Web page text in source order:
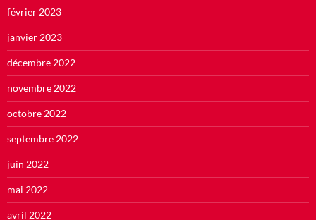
février 2023
janvier 2023
décembre 2022
novembre 2022
octobre 2022
septembre 2022
juin 2022
mai 2022
avril 2022